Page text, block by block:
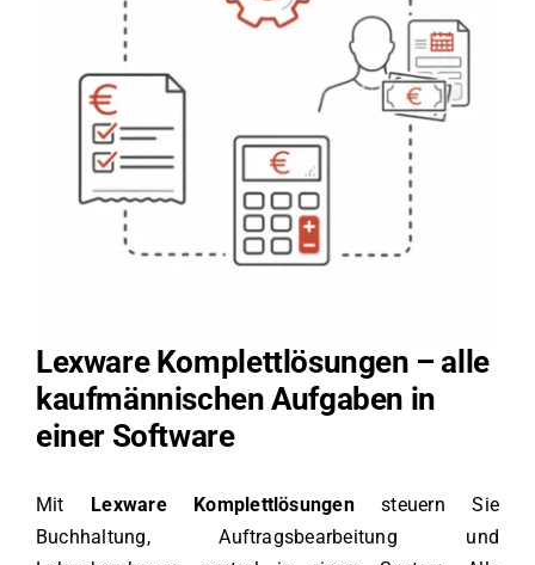
Lexware Komplettlösungen – alle
kaufmännischen Aufgaben in
einer Software
Mit Lexware Komplettlösungensteuern Sie
Buchhaltung, Auftragsbearbeitung und